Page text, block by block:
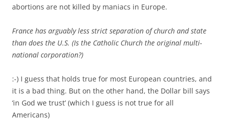
abortions are not killed by maniacs in Europe.
France has arguably less strict separation of church and state
than does the U.S. (Is the Catholic Church the original multi-
national corporation?)
:-) I guess that holds true for most European countries, and
it is a bad thing. But on the other hand, the Dollar bill says
‘in God we trust’ (which I guess is not true for all
Americans)